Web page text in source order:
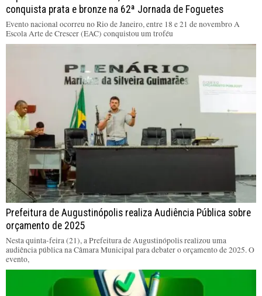
conquista prata e bronze na 62ª Jornada de Foguetes
Evento nacional ocorreu no Rio de Janeiro, entre 18 e 21 de novembro A
Escola Arte de Crescer (EAC) conquistou um troféu
Prefeitura de Augustinópolis realiza Audiência Pública sobre
orçamento de 2025
Nesta quinta-feira (21), a Prefeitura de Augustinópolis realizou uma
audiência pública na Câmara Municipal para debater o orçamento de 2025. O
evento,